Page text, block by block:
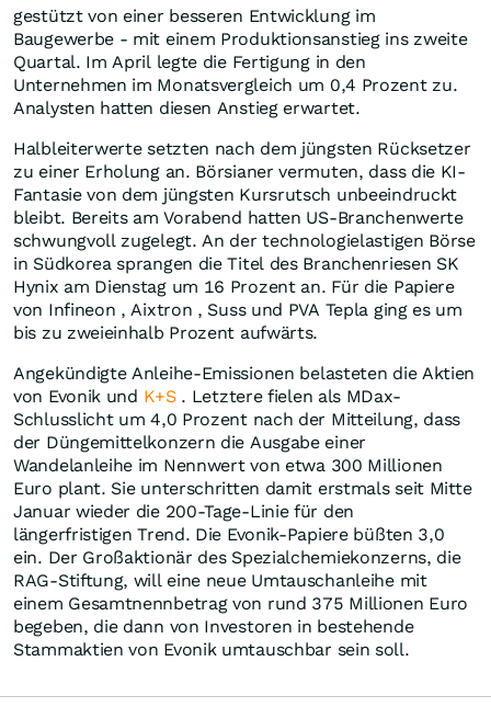
gestützt von einer besseren Entwicklung im
Baugewerbe - mit einem Produktionsanstieg ins zweite
Quartal. Im April legte die Fertigung in den
Unternehmen im Monatsvergleich um 0,4 Prozent zu.
Analysten hatten diesen Anstieg erwartet.
Halbleiterwerte setzten nach dem jüngsten Rücksetzer
zu einer Erholung an. Börsianer vermuten, dass die KI-
Fantasie von dem jüngsten Kursrutsch unbeeindruckt
bleibt. Bereits am Vorabend hatten US-Branchenwerte
schwungvoll zugelegt. An der technologielastigen Börse
in Südkorea sprangen die Titel des Branchenriesen SK
Hynix am Dienstag um 16 Prozent an. Für die Papiere
von Infineon , Aixtron , Suss und PVA Tepla ging es um
bis zu zweieinhalb Prozent aufwärts.
Angekündigte Anleihe-Emissionen belasteten die Aktien
von Evonik und K+S. Letztere fielen als MDax-
Schlusslicht um 4,0 Prozent nach der Mitteilung, dass
der Düngemittelkonzern die Ausgabe einer
Wandelanleihe im Nennwert von etwa 300 Millionen
Euro plant. Sie unterschritten damit erstmals seit Mitte
Januar wieder die 200-Tage-Linie für den
längerfristigen Trend. Die Evonik-Papiere büßten 3,0
ein. Der Großaktionär des Spezialchemiekonzerns, die
RAG-Stiftung, will eine neue Umtauschanleihe mit
einem Gesamtnennbetrag von rund 375 Millionen Euro
begeben, die dann von Investoren in bestehende
Stammaktien von Evonik umtauschbar sein soll.